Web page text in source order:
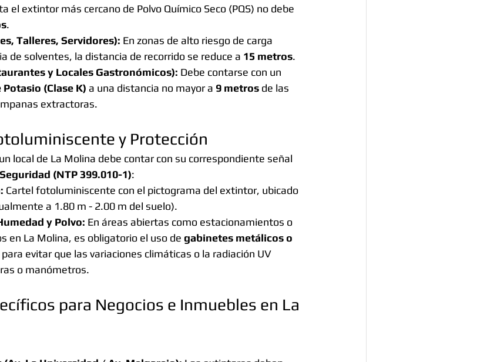
el extintor más cercano de Polvo Químico Seco (PQS) no debe
.
Talleres, Servidores): En zonas de alto riesgo de carga
de solventes, la distancia de recorrido se reduce a 15 metros.
y Locales Gastronómicos): Debe contarse con un
(Clase K) a una distancia no mayor a 9 metros de las
extractoras.
y Protección
local de La Molina debe contar con su correspondiente señal
(NTP 399.010-1):
Cartel fotoluminiscente con el pictograma del extintor, ubicado
a 1.80 m - 2.00 m del suelo).
y Polvo: En áreas abiertas como estacionamientos o
en La Molina, es obligatorio el uso de gabinetes metálicos o
para evitar que las variaciones climáticas o la radiación UV
o manómetros.
para Negocios e Inmuebles en La